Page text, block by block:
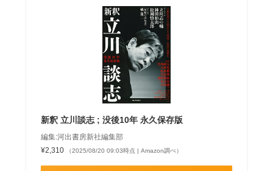
新釈 立川談志 ; 没後10年 永久保存版
編集:河出書房新社編集部
¥2,310
（2025/08/20 09:03時点 | Amazon調べ）